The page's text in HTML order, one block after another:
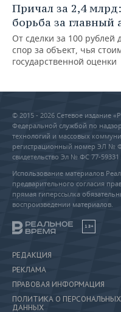
Причал за 2,4
борьба за
От сделки за 100 рублей
спор за объект, чья
государственной оценки
© 2015 - 2026 Сетевое издание
Федеральной службой по
технологий и массовых
регистрационный номер ЭЛ №
свидетельство Эл № ФС 77-59331
Использование материалов
предварительного согласия
прямая гиперссылка
воспроизведении материалов.
18+
РЕДАКЦИЯ
РЕКЛАМА
ПРАВОВАЯ ИНФОРМАЦИЯ
ПОЛИТИКА О ПЕРСОНАЛЬНЫХ
ДАННЫХ